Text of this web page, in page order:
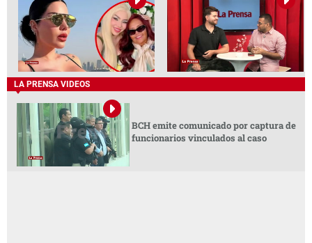
LA PRENSA VIDEOS
BCH emite comunicado por captura de
funcionarios vinculados al caso